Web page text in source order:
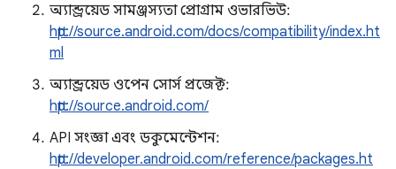
অ্যান্ড্রয়েড সামঞ্জস্যতা প্রোগ্রাম ওভারভিউ:
http://source.android.com/docs/compatibility/index.ht
ml
অ্যান্ড্রয়েড ওপেন সোর্স প্রজেক্ট:
http://source.android.com/
API সংজ্ঞা এবং ডকুমেন্টেশন:
http://developer.android.com/reference/packages.ht